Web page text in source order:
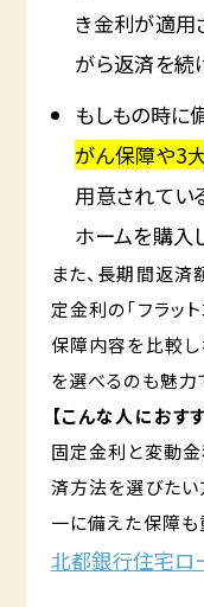
き金利が適用
がら返済を続
もしもの時に
がん保障や3
用意されてい
ホームを購入
また、長期間返
定金利の「フラッ
保障内容を比較し
を選べるのも魅力
【こんな人におすす
固定金利と変動
済方法を選びたい
一に備えた保障も
北都銀行住宅ロ